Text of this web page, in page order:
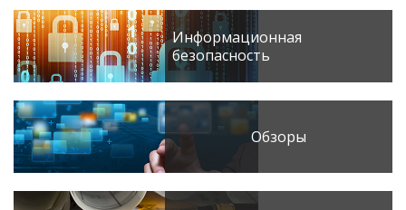
Информационная
безопасность
Обзоры